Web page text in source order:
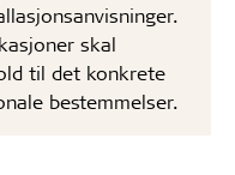
skal
til det konkrete
bestemmelser.